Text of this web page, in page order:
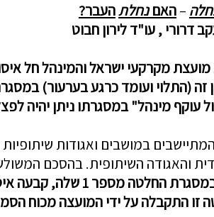
–האםנחלתהעבר?
דרורי , עו"ד לירון חבוט
מועצת מקרקעי ישראל והמינהל חל
זה (התלוי ועומד כרגע בערעור)
עוקף מינהל" במסגרתו ניתן יהיה
המתיישבים במושבים ואגודות
והאגודה השיתופית. בהסכם
החלטה מספר 1 שלה, קבעה איסור על פיצול נחלות.
זו התקבלה על ידי המועצה מכוח